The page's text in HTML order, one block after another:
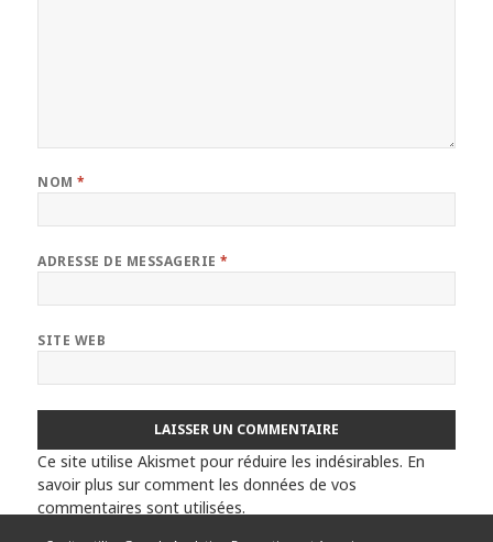
NOM*
ADRESSE DE MESSAGERIE*
SITE WEB
Ce site utilise Akismet pour réduire les indésirables. En
savoir plus sur comment les données de vos
commentaires sont utilisées.